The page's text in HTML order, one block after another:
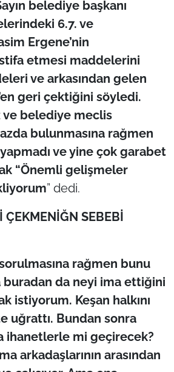
belediye başkanı
6.7. ve
Ergene’nin
etmesi maddelerini
ve arkasından gelen
geri çektiğini söyledi.
ve belediye meclis
bulunmasına rağmen
ve yine çok garabet
“Önemli gelişmeler
” dedi.
ÇEKMENİĞN SEBEBİ
rağmen bunu
buradan da neyi ima ettiğini
istiyorum. Keşan halkını
uğrattı. Bundan sonra
ihanetlerle mi geçirecek?
arkadaşlarının arasından